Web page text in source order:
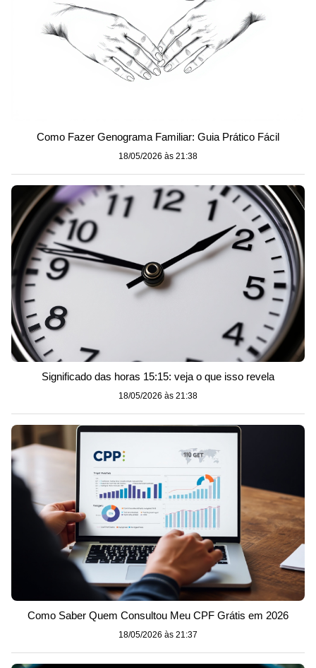
Como Fazer Genograma Familiar: Guia Prático Fácil
18/05/2026 às 21:38
Significado das horas 15:15: veja o que isso revela
18/05/2026 às 21:38
Como Saber Quem Consultou Meu CPF Grátis em 2026
18/05/2026 às 21:37